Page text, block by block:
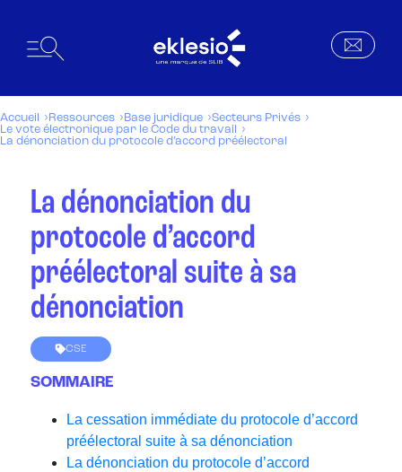
Accueil Ressources Base juridique
Secteurs Privés
Le vote électronique par le Code du travail
La dénonciation du protocole d’accord préélectoral
La dénonciation du
protocole d’accord
préélectoral suite à sa
dénonciation
CSE
SOMMAIRE
La cessation immédiate du protocole d’accord
préélectoral suite à sa dénonciation
La dénonciation du protocole d’accord